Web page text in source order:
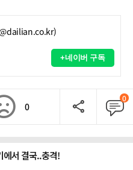
+네이버 구독
0
0